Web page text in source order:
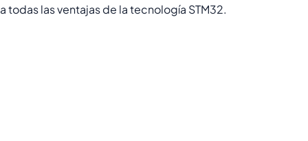
a todas las ventajas de la tecnología STM32.